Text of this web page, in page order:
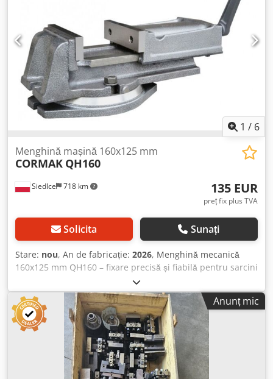
1 / 6
Siedlce 718 km
Menghină mașină 160x125 mm
CORMAK QH160
135 EUR
preț fix plus TVA
Solicita Sunați
Stare: nou, An de fabricație: 2026, Menghină mecanică
160x125 mm QH160 – fixare precisă și fiabilă pentru sarcini
care necesită forță mare Menghinele mecanice din seria
QH sunt soluții solide și fiabile, concepute pentru aplicații
profesionale în prelucrarea metalelor. Modelul QH160, cu
o lățime a falcilor de 160 mm și o distanță maximă între
falci de 125 mm, este ideal pentru lucrările care necesită o
fixare sigură și precisă a piesei de prelucrat. Datorită
construcției sale din fontă de înaltă calitate și a bazei
rotative cu gradație de 360°, menghina asigură
Anunț mic